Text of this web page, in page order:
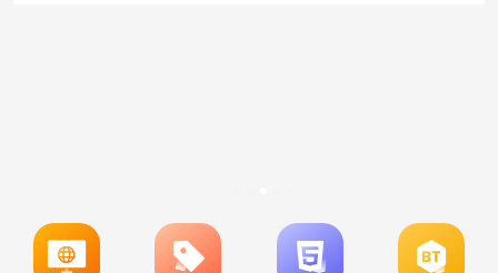
新区单日助力活动